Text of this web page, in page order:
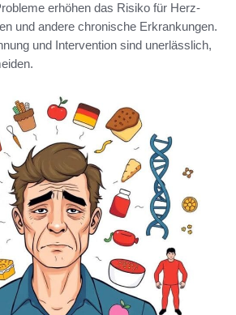
erhöhen das Risiko für Herz-
und andere chronische Erkrankungen.
und Intervention sind unerlässlich,